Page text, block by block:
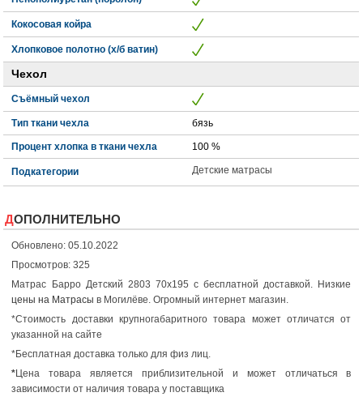
Кокосовая койра
Хлопковое полотно (х/б ватин)
Чехол
Съёмный чехол
Тип ткани чехла бязь
Процент хлопка в ткани чехла 100 %
Подкатегории Детские матрасы
ДОПОЛНИТЕЛЬНО
Обновлено: 05.10.2022
Просмотров: 325
Матрас Барро Детский 2803 70x195 с бесплатной доставкой. Низкие
цены на Матрасы в Могилёве. Огромный интернет магазин.
*Стоимость доставки крупногабаритного товара может отличатся от
указанной на сайте
*Бесплатная доставка только для физ лиц.
*Цена товара является приблизительной и может отличаться в
зависимости от наличия товара у поставщика